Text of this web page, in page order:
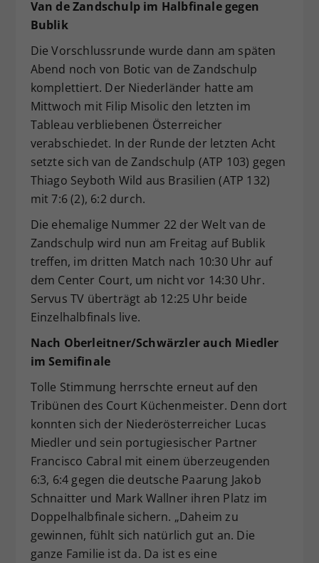
Van de Zandschulp im Halbfinalegegen
Bublik
Die Vorschlussrunde wurde dann am späten
Abend noch von Botic van de Zandschulp
komplettiert. Der Niederländer hatte am
Mittwoch mit Filip Misolic den letzten im
Tableau verbliebenen Österreicher
verabschiedet. In der Runde der letzten Acht
setzte sich van de Zandschulp (ATP 103) gegen
Thiago Seyboth Wild aus Brasilien (ATP 132)
mit 7:6 (2), 6:2 durch.
Die ehemalige Nummer 22 der Welt van de
Zandschulp wird nun am Freitag auf Bublik
treffen, im dritten Match nach 10:30 Uhr auf
dem Center Court, um nicht vor 14:30 Uhr.
Servus TV überträgt ab 12:25 Uhr beide
Einzelhalbfinals live.
Nach Oberleitner/Schwärzler auch Miedler
im Semifinale
Tolle Stimmung herrschte erneut auf den
Tribünen des Court Küchenmeister. Denn dort
konnten sich der Niederösterreicher Lucas
Miedler und sein portugiesischer Partner
Francisco Cabral mit einem überzeugenden
6:3, 6:4 gegen die deutsche Paarung Jakob
Schnaitter und Mark Wallner ihren Platz im
Doppelhalbfinale sichern. „Daheim zu
gewinnen, fühlt sich natürlich gut an. Die
ganze Familie ist da. Da ist es eine